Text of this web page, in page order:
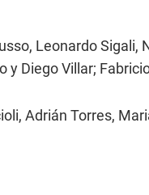
Leonardo Sigali,
Diego Villar;
Adrián Torres,